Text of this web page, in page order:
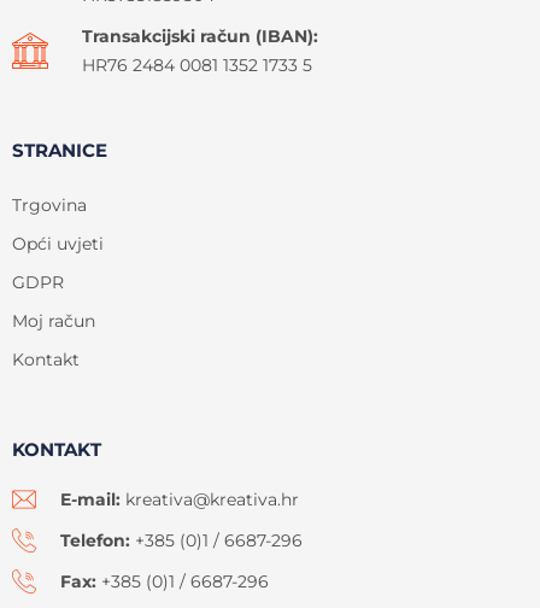
Transakcijski račun (IBAN):
HR76 2484 0081 1352 1733 5
STRANICE
Trgovina
Opći uvjeti
GDPR
Moj račun
Kontakt
KONTAKT
E-mail: kreativa@kreativa.hr
Telefon: +385 (0)1 / 6687-296
Fax: +385 (0)1 / 6687-296